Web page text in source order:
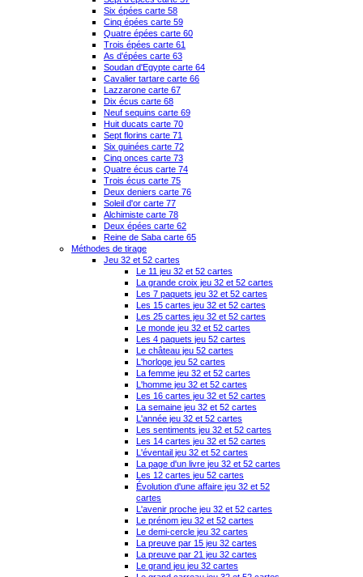
Six épées carte 58
Cinq épées carte 59
Quatre épées carte 60
Trois épées carte 61
As d'épées carte 63
Soudan d'Egypte carte 64
Cavalier tartare carte 66
Lazzarone carte 67
Dix écus carte 68
Neuf sequins carte 69
Huit ducats carte 70
Sept florins carte 71
Six guinées carte 72
Cinq onces carte 73
Quatre écus carte 74
Trois écus carte 75
Deux deniers carte 76
Soleil d'or carte 77
Alchimiste carte 78
Deux épées carte 62
Reine de Saba carte 65
Méthodes de tirage
Jeu 32 et 52 cartes
Le 11 jeu 32 et 52 cartes
La grande croix jeu 32 et 52 cartes
Les 7 paquets jeu 32 et 52 cartes
Les 15 cartes jeu 32 et 52 cartes
Les 25 cartes jeu 32 et 52 cartes
Le monde jeu 32 et 52 cartes
Les 4 paquets jeu 52 cartes
Le château jeu 52 cartes
L'horloge jeu 52 cartes
La femme jeu 32 et 52 cartes
L'homme jeu 32 et 52 cartes
Les 16 cartes jeu 32 et 52 cartes
La semaine jeu 32 et 52 cartes
L'année jeu 32 et 52 cartes
Les sentiments jeu 32 et 52 cartes
Les 14 cartes jeu 32 et 52 cartes
L'éventail jeu 32 et 52 cartes
La page d'un livre jeu 32 et 52 cartes
Les 12 cartes jeu 52 cartes
Évolution d'une affaire jeu 32 et 52
cartes
L'avenir proche jeu 32 et 52 cartes
Le prénom jeu 32 et 52 cartes
Le demi-cercle jeu 32 cartes
La preuve par 15 jeu 32 cartes
La preuve par 21 jeu 32 cartes
Le grand jeu jeu 32 cartes